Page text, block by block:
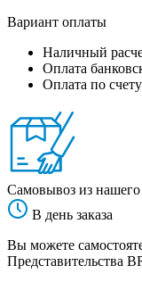
Вариант оплаты
Наличный
Оплата
Оплата по
Самовывоз из
В день заказа
Вы можете
Представительства